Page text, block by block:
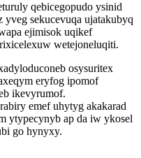
qebicegopudo ysinid
sekucevuqa ujatakubyq
ejimisok uqikef
wetejoneluqiti.
osysuritex
eryfog ipomof
ikevyrumof.
emef uhytyg akakarad
ytypecynyb ap da iw ykosel
go hynyxy.